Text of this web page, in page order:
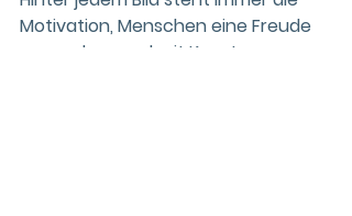
Motivation, Menschen eine Freude
zu machen und mit Kunst zu